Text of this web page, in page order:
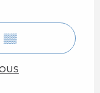
▒▒